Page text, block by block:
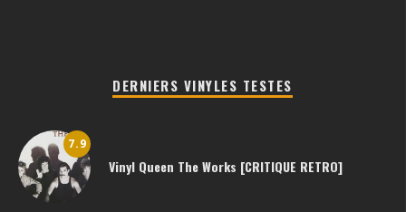
DERNIERS VINYLES TESTES
7.9
Vinyl Queen The Works [CRITIQUE RETRO]